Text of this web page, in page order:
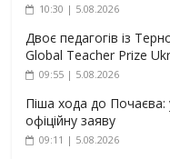
10:30 | 5.08.2026
Двоє педагогів із
Global Teacher Prize
09:55 | 5.08.2026
Піша хода до Почаєва:
офіційну заяву
09:11 | 5.08.2026